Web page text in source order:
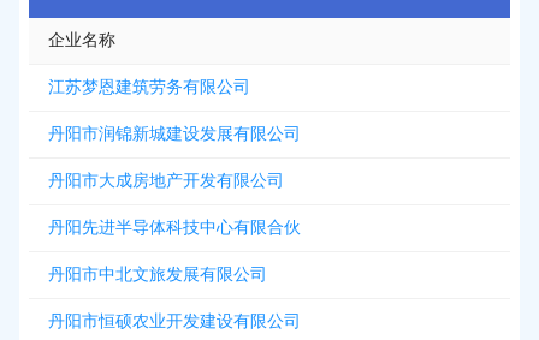
企业名称
江苏梦恩建筑劳务有限公司
丹阳市润锦新城建设发展有限公司
丹阳市大成房地产开发有限公司
丹阳先进半导体科技中心有限合伙
丹阳市中北文旅发展有限公司
丹阳市恒硕农业开发建设有限公司